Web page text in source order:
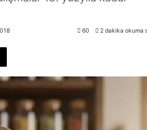
60 2 dakika okuma